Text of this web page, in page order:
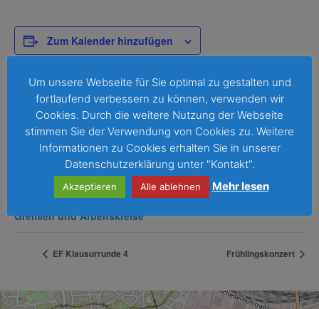
Zum Kalender hinzufügen
DETAILS
Datum:
24. März
14:15 - 15:15
Veranstaltungskategorie:
Gremien und Arbeitskreise
EF Klausurrunde 4 Frühlingskonzert
Um unsere Webseite für Sie optimal zu gestalten und
fortlaufend verbessern zu können, verwenden wir
Cookies. Durch die weitere Nutzung der Webseite
stimmen Sie der Verwendung von Cookies zu. Weitere
Informationen zu Cookies erhalten Sie in unserer
Datenschutzerklärung unter "Kontakt".
Akzeptieren Alle ablehnen Mehr lesen